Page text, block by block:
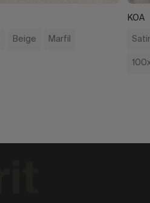
Beige Marfil
KOA